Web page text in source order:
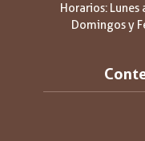
Horarios: Lunes
Domingos y